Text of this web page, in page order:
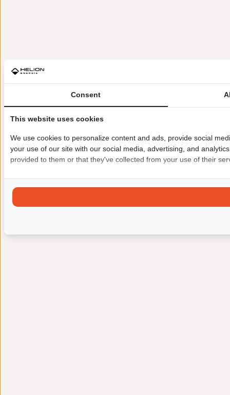
Consent
This website uses cookies
We use cookies to personalize content and ads, provide social
your use of our site with our social media, advertising, and
provided to them or that they've collected from your use of their